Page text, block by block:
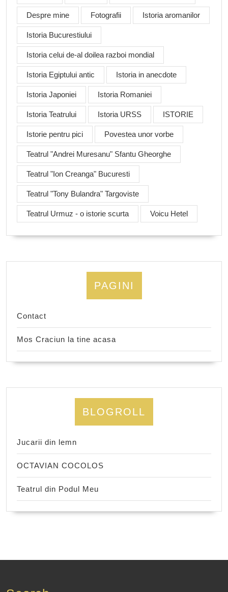
Despre mine Fotografii Istoria aromanilor
Istoria Bucurestiului
Istoria celui de-al doilea razboi mondial
Istoria Egiptului antic Istoria in anecdote
Istoria Japoniei Istoria Romaniei
Istoria Teatrului Istoria URSS ISTORIE
Istorie pentru pici Povestea unor vorbe
Teatrul "Andrei Muresanu" Sfantu Gheorghe
Teatrul "Ion Creanga" Bucuresti
Teatrul "Tony Bulandra" Targoviste
Teatrul Urmuz - o istorie scurta Voicu Hetel
PAGINI
Contact
Mos Craciun la tine acasa
BLOGROLL
Jucarii din lemn
OCTAVIAN COCOLOS
Teatrul din Podul Meu